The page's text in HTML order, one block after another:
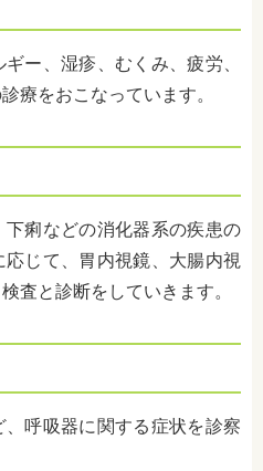
ー、湿疹、むくみ、疲労、
療をおこなっています。
痢などの消化器系の疾患の
じて、胃内視鏡、大腸内視
査と診断をしていきます。
呼吸器に関する症状を診察